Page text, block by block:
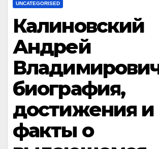
UNCATEGORISED
Калиновский
Андрей
биография,
достижения и
факты о